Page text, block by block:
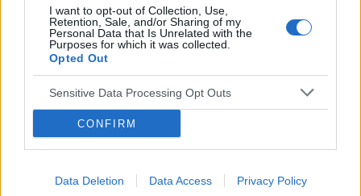
I want to opt-out of Collection, Use,
Retention, Sale, and/or Sharing of my
Personal Data that Is Unrelated with the
Purposes for which it was collected.
Opted Out
Sensitive Data Processing Opt Outs
CONFIRM
Data Deletion Data Access Privacy Policy
trzeci migdałek ze znieczuleniem ogólnym. Po operacji
wymiotowała bo połykała krew, męczy się bo d...
wiktor305
Forum:Przypadki pediatryczne
Mam pytanie czy u dziecka (15 letniego) mozna leczyc